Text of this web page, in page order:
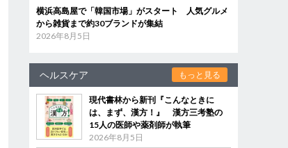
横浜高島屋で「韓国市場」がスタート 人気グルメ
から雑貨まで約30ブランドが集結
2026年8月5日
ヘルスケア もっと見る
現代書林から新刊『こんなときに
は、まず、漢方！』 漢方三考塾の
15人の医師や薬剤師が執筆
2026年8月5日